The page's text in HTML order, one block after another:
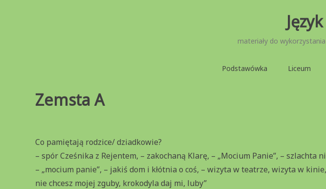
materiały do
Podstawówka Liceum
Zemsta A
Co pamiętają rodzice/ dziadkowie?
– spór Cześnika z Rejentem, – zakochaną Klarę, – „Mocium Panie”, – szlachta
– „mocium panie”, – jakiś dom i kłótnia o coś, – wizyta w teatrze, wizyta w
nie chcesz mojej zguby, krokodyla daj mi, luby”